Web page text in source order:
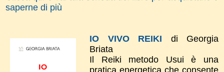
saperne di più
IO VIVO REIKI di Georgia
Briata
Il Reiki metodo Usui è una